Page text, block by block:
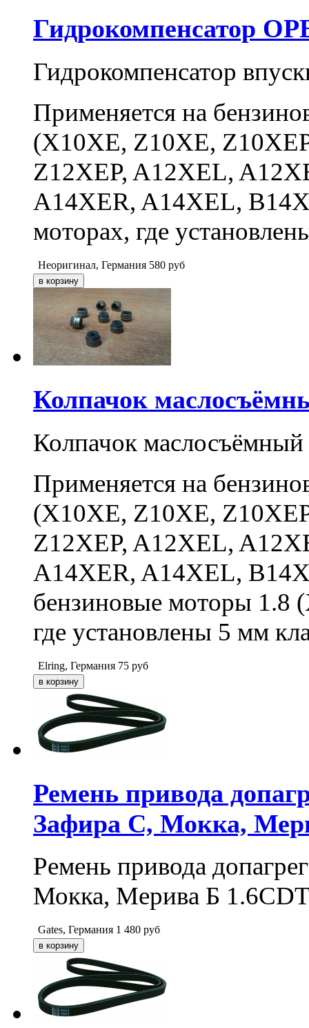
Гидрокомпенсатор
Гидрокомпенсатор
Применяется на
(X10XE, Z10XE,
Z12XEP, A12XEL,
A14XER, A14XEL,
моторах, где
Неоригинал, Германия 580 руб
Колпачок
Колпачок
Применяется на
(X10XE, Z10XE,
Z12XEP, A12XEL,
A14XER, A14XEL,
бензиновые моторы 1.8
где установлены 5 мм
Elring, Германия 75 руб
Ремень привода
Зафира C, Мокка,
Ремень привода
Мокка, Мерива Б
Gates, Германия 1 480 руб